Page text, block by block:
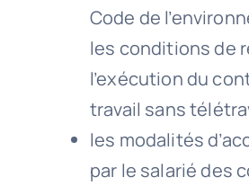
Code de
les conditions de
l’exécution du
travail sans
les modalités
par le salarié des